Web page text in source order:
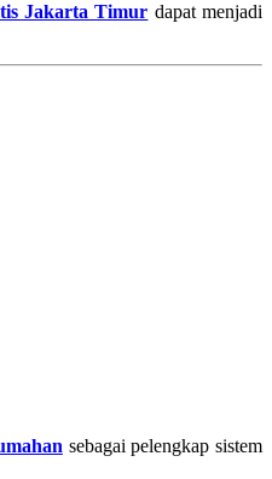
Jakarta Timur dapat menjadi
sebagai pelengkap sistem